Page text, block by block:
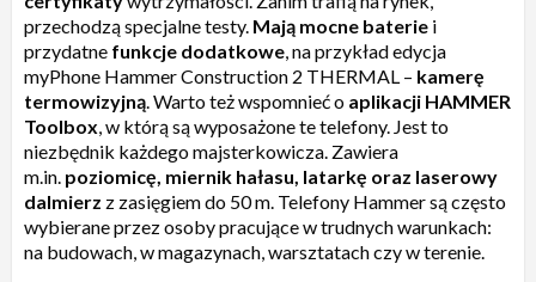
przechodzą specjalne testy. Mają mocne baterie i
przydatne funkcje dodatkowe, na przykład edycja
myPhone Hammer Construction 2 THERMAL – kamerę
termowizyjną. Warto też wspomnieć o aplikacji HAMMER
Toolbox, w którą są wyposażone te telefony. Jest to
niezbędnik każdego majsterkowicza. Zawiera
m.in. poziomicę, miernik hałasu, latarkę oraz laserowy
dalmierz z zasięgiem do 50 m. Telefony Hammer są często
wybierane przez osoby pracujące w trudnych warunkach:
na budowach, w magazynach, warsztatach czy w terenie.